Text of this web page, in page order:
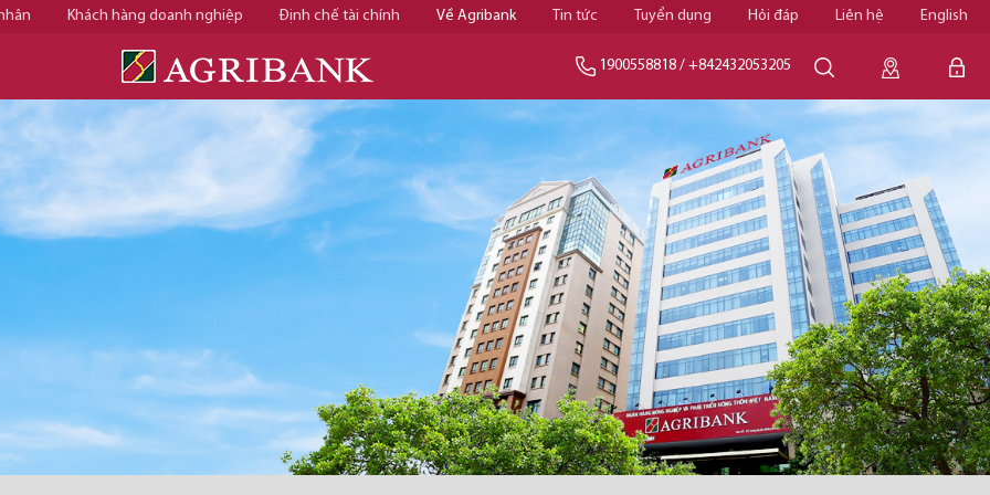
Khách hàng doanh nghiệp Định chế tài chính Về Agribank Tin tức Tuyển dụng Hỏi đáp Liên hệ English
1900558818 / +842432053205